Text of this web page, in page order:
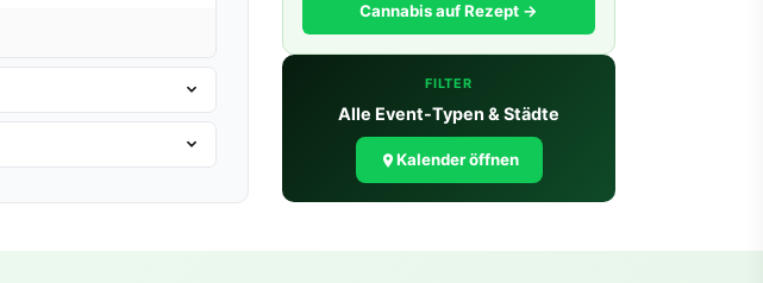
Cannabis auf Rezept →
FILTER
Alle Event-Typen & Städte
Kalender öffnen